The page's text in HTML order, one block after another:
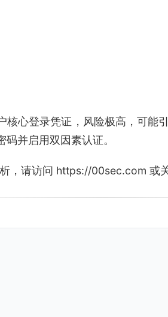
核心登录凭证，风险极高，可能
并启用双因素认证。
，请访问 https://00sec.com 或关